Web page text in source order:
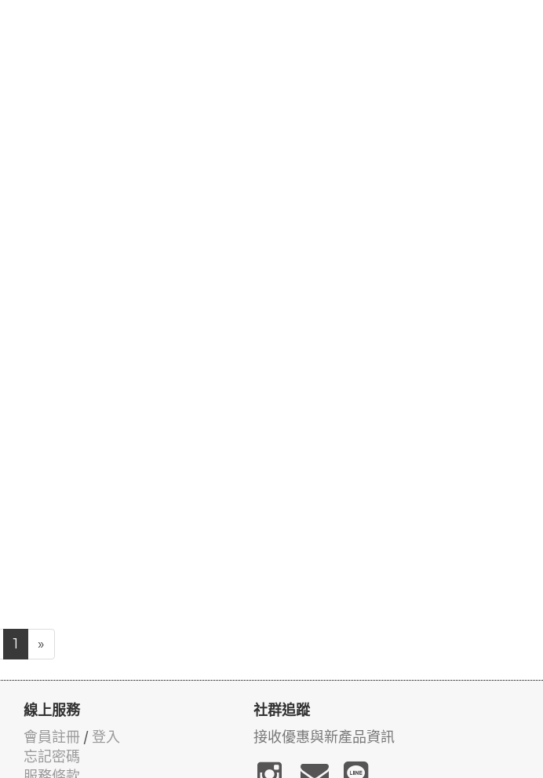
1 »
線上服務
會員註冊 / 登入
忘記密碼
社群追蹤
接收優惠與新產品資訊